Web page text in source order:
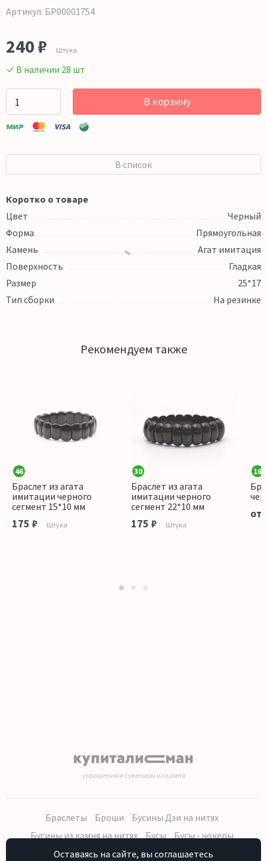
Артикул: БР00001754
240 ₽ Штука
✓ В наличии 28 шт
В корзину
В список
Коротко о товаре
Цвет
Черный
Форма
Прямоугольная
Камень
Агат имитация
Поверхность
Гладкая
Размер
25*17
Тип сборки
На резинке
Рекомендуем также
46
Браслет из агата
имитации черного
сегмент 15*10 мм
175 ₽ Штука
30
Браслет из агата
имитации черного
сегмент 22*10 мм
175 ₽ Штука
16
от
украшения и сувениры из камня
Браслеты Броши
Бусины Дзи на нитях
Бусины из камня на нитях
Бусы
Бусы - чокеры
Кольца, серьги
Кулоны Наборы (бусы, браслет, серьги)
Оставаясь на сайте, вы соглашаетесь